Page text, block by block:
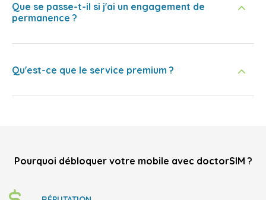
Que se passe-t-il si j'ai un engagement de
permanence ?
Qu'est-ce que le service premium ?
Pourquoi débloquer votre mobile avec doctorSIM ?